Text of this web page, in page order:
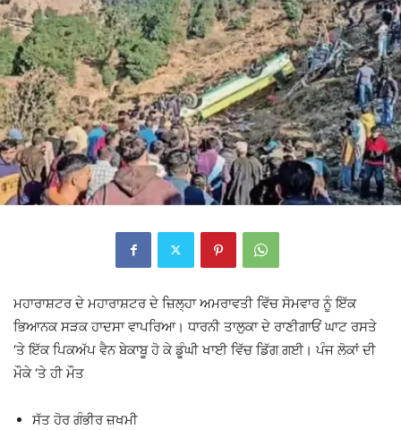
ਮਹਾਰਾਸ਼ਟਰ ਦੇ ਮਹਾਰਾਸ਼ਟਰਦੇ ਜ਼ਿਲ੍ਹਾਅਮਰਾਵਤੀ ਵਿੱਚ ਸੋਮਵਾਰ ਨੂੰ ਇੱਕ
ਭਿਆਨਕ ਸੜਕ ਹਾਦਸਾ ਵਾਪਰਿਆ। ਧਾਰਨੀ ਤਾਲੁਕਾ ਦੇ ਰਾਣੀਗਾਓਂ ਘਾਟ ਰਸਤੇ
‘ਤੇ ਇੱਕ ਪਿਕਅੱਪ ਵੈਨ ਬੇਕਾਬੂ ਹੋ ਕੇ ਡੂੰਘੀ ਖਾਈ ਵਿੱਚ ਡਿੱਗ ਗਈ। ਪੰਜ ਲੋਕਾਂ ਦੀ
ਮੌਕੇ ‘ਤੇ ਹੀ ਮੌਤ
ਸੱਤ ਹੋਰ ਗੰਭੀਰ ਜ਼ਖਮੀ